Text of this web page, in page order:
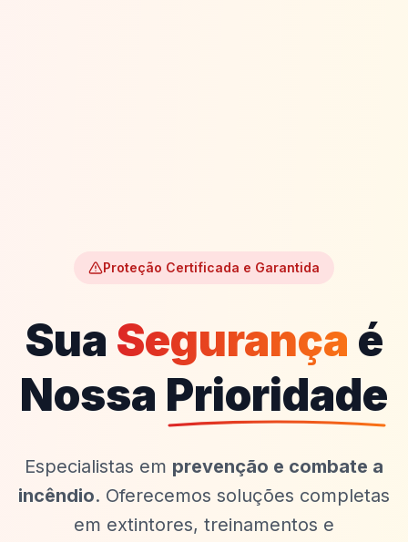
Proteção Certificada e Garantida
Sua Segurança é
Nossa Prioridade
Especialistas em prevenção e combate a
incêndio. Oferecemos soluções completas
em extintores, treinamentos e